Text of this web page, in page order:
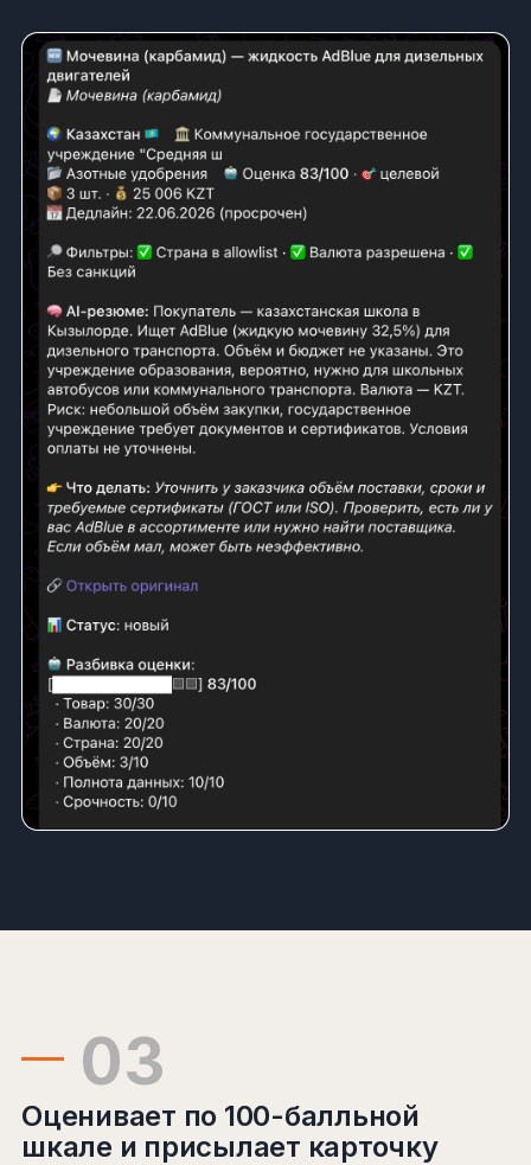
03
Оценивает по 100-балльной
шкале и присылает карточку